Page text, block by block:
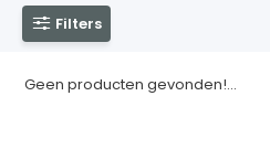
Filters
Geen producten gevonden!...